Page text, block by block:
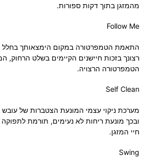
מהמזגן בתוך דקות ספורות.
Follow Me
התאמת הטמפרטורה במקום הימצאותך בחלל
רצונך בזכות חיישנים הקיימים בשלט הרחוק,
הטמפרטורה הרצויה.
Self Clean
מערכת ניקוי עצמי המונעת הצטברות של
ובכך מונעת ריחות לא נעימים, תורמת
חיי המזגן.
Swing